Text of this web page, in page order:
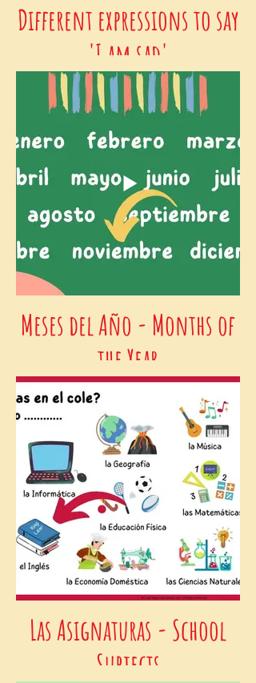
Different expressions to say
'I am sad'
Meses del Año - Months of
the Year
Las Asignaturas - School
Subjects